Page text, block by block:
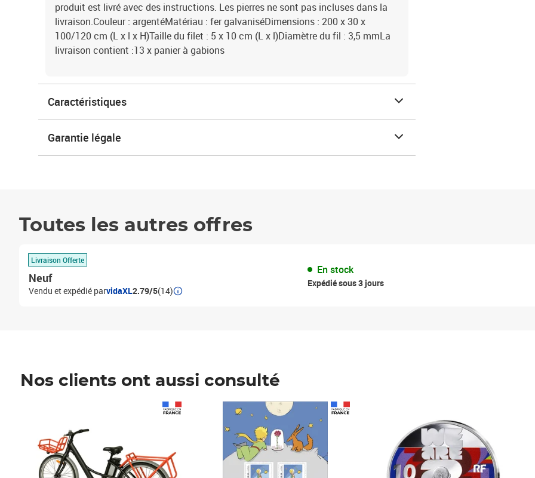
produit est livré avec des instructions. Les pierres ne sont pas incluses dans la
livraison.Couleur : argentéMatériau : fer galvaniséDimensions : 200 x 30 x
100/120 cm (L x l x H)Taille du filet : 5 x 10 cm (L x l)Diamètre du fil : 3,5 mmLa
livraison contient :13 x panier à gabions
Caractéristiques
Garantie légale
Toutes les autres offres
Livraison Offerte
Neuf
Vendu et expédié parvidaXL2.79/5(14)
En stock
Expédié sous 3 jours
Nos clients ont aussi consulté
Prix 7,50€